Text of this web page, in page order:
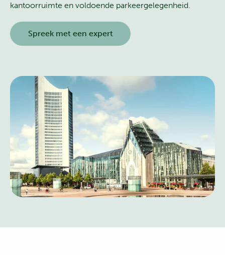
kantoorruimte en voldoende parkeergelegenheid.
Spreek met een expert